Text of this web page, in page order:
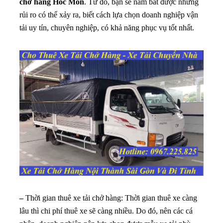
chở hàng Hóc Môn. Từ đó, bạn sẽ nắm bắt được những
rủi ro có thể xảy ra, biết cách lựa chọn doanh nghiệp vận
tải uy tín, chuyên nghiệp, có khả năng phục vụ tốt nhất.
–Thời gian thuê xe tải chở hàng: Thời gian thuê xe càng
lâu thì chi phí thuê xe sẽ càng nhiều. Do đó, nên các cá